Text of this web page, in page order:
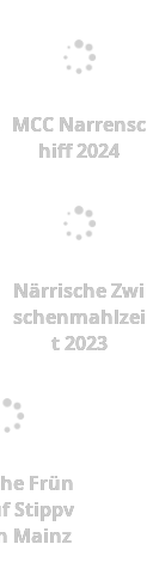
MCC Narrensc
hiff 2024
Närrische Zwi
schenmahlzei
t 2023
Frün
Stippv
Mainz